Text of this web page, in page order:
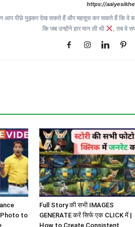
https://
आप पीछे मुड़कर देख सकते हैं और महसूस कर सकते हैं कि वे
कि जब उन्होंने हार मान ली थी
, तब वे
Photo to
Full Story की सभी IMAGES
GENERATE करें सिर्फ एक CLICK में |
How to Create Consistent